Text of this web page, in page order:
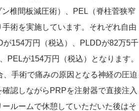
椎間板減圧術）、PEL（脊柱菅狭窄
術を実施しています。それぞれ自由
154万円（税込）、PLDDが82万5千
PELが154万円（税込）となります。
手術で痛みの原因となる神経の圧迫
認しながらPRPを注射器で直接注入
ルームで休憩していただいた後はそ